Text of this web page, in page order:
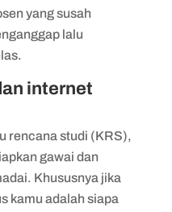
yang susah
lalu
internet
rencana studi (KRS),
gawai dan
Khususnya jika
kamu adalah siapa